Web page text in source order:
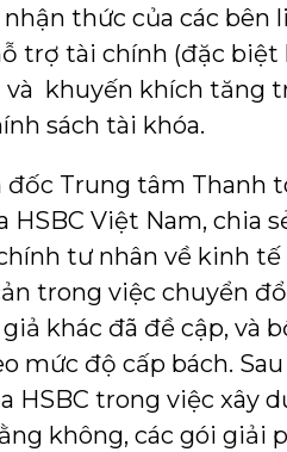
thức của các bên
trợ tài chính (đặc biệt
và khuyến khích tăng
sách tài khóa.
Trung tâm Thanh
Việt Nam, chia
tư nhân về kinh tế
trong việc chuyển
khác đã đề cập, và
mức độ cấp bách.
HSBC trong việc xây
không, các gói giải